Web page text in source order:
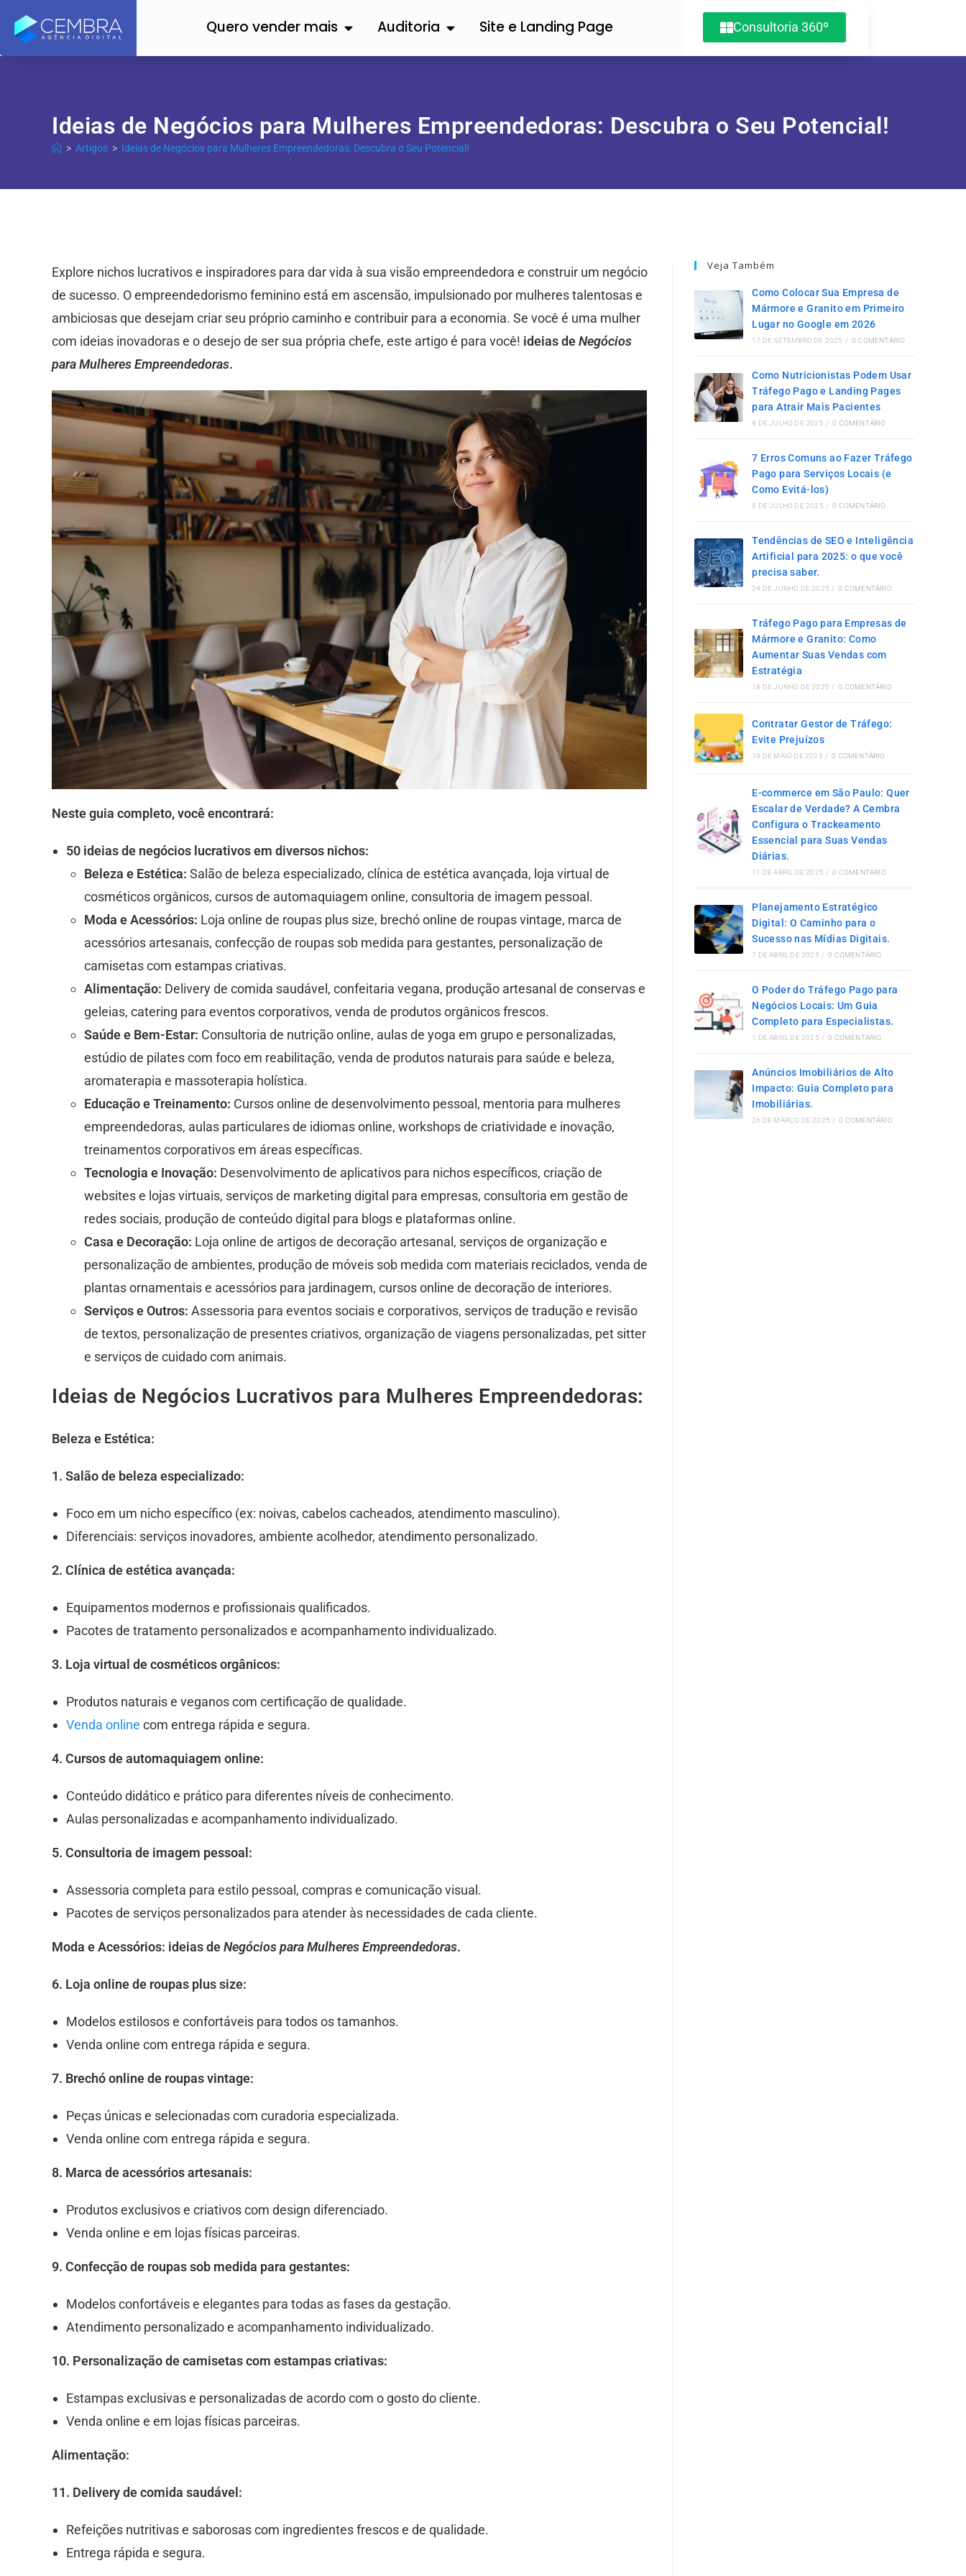
Quero vender mais Auditoria Site e Landing Page Consultoria 360º
Ideias de Negócios para Mulheres Empreendedoras: Descubra o Seu Potencial!
> Artigos > Ideias de Negócios para Mulheres Empreendedoras: Descubra o Seu Potencial!
Explore nichos lucrativos e inspiradores para dar vida à sua visão empreendedora e construir um negócio
de sucesso. O empreendedorismo feminino está em ascensão, impulsionado por mulheres talentosas e
ambiciosas que desejam criar seu próprio caminho e contribuir para a economia. Se você é uma mulher
com ideias inovadoras e o desejo de ser sua própria chefe, este artigo é para você! ideias deNegócios
para Mulheres Empreendedoras.
Neste guia completo, você encontrará:
50 ideias de negócios lucrativos em diversos nichos:
Beleza e Estética: Salão de beleza especializado, clínica de estética avançada, loja virtual de
cosméticos orgânicos, cursos de automaquiagem online, consultoria de imagem pessoal.
Moda e Acessórios: Loja online de roupas plus size, brechó online de roupas vintage, marca de
acessórios artesanais, confecção de roupas sob medida para gestantes, personalização de
camisetas com estampas criativas.
Alimentação: Delivery de comida saudável, confeitaria vegana, produção artesanal de conservas e
geleias, catering para eventos corporativos, venda de produtos orgânicos frescos.
Saúde e Bem-Estar: Consultoria de nutrição online, aulas de yoga em grupo e personalizadas,
estúdio de pilates com foco em reabilitação, venda de produtos naturais para saúde e beleza,
aromaterapia e massoterapia holística.
Educação e Treinamento: Cursos online de desenvolvimento pessoal, mentoria para mulheres
empreendedoras, aulas particulares de idiomas online, workshops de criatividade e inovação,
treinamentos corporativos em áreas específicas.
Tecnologia e Inovação: Desenvolvimento de aplicativos para nichos específicos, criação de
websites e lojas virtuais, serviços de marketing digital para empresas, consultoria em gestão de
redes sociais, produção de conteúdo digital para blogs e plataformas online.
Casa e Decoração: Loja online de artigos de decoração artesanal, serviços de organização e
personalização de ambientes, produção de móveis sob medida com materiais reciclados, venda de
plantas ornamentais e acessórios para jardinagem, cursos online de decoração de interiores.
Serviços e Outros: Assessoria para eventos sociais e corporativos, serviços de tradução e revisão
de textos, personalização de presentes criativos, organização de viagens personalizadas, pet sitter
e serviços de cuidado com animais.
Ideias de Negócios Lucrativos para Mulheres Empreendedoras:
Beleza e Estética:
1. Salão de beleza especializado:
Foco em um nicho específico (ex: noivas, cabelos cacheados, atendimento masculino).
Diferenciais: serviços inovadores, ambiente acolhedor, atendimento personalizado.
2. Clínica de estética avançada:
Equipamentos modernos e profissionais qualificados.
Pacotes de tratamento personalizados e acompanhamento individualizado.
3. Loja virtual de cosméticos orgânicos:
Produtos naturais e veganos com certificação de qualidade.
Venda online com entrega rápida e segura.
4. Cursos de automaquiagem online:
Conteúdo didático e prático para diferentes níveis de conhecimento.
Aulas personalizadas e acompanhamento individualizado.
5. Consultoria de imagem pessoal:
Assessoria completa para estilo pessoal, compras e comunicação visual.
Pacotes de serviços personalizados para atender às necessidades de cada cliente.
Moda e Acessórios: ideias deNegócios para Mulheres Empreendedoras.
6. Loja online de roupas plus size:
Modelos estilosos e confortáveis para todos os tamanhos.
Venda online com entrega rápida e segura.
7. Brechó online de roupas vintage:
Peças únicas e selecionadas com curadoria especializada.
Venda online com entrega rápida e segura.
8. Marca de acessórios artesanais:
Produtos exclusivos e criativos com design diferenciado.
Venda online e em lojas físicas parceiras.
9. Confecção de roupas sob medida para gestantes:
Modelos confortáveis e elegantes para todas as fases da gestação.
Atendimento personalizado e acompanhamento individualizado.
10. Personalização de camisetas com estampas criativas:
Estampas exclusivas e personalizadas de acordo com o gosto do cliente.
Venda online e em lojas físicas parceiras.
Alimentação:
11. Delivery de comida saudável:
Refeições nutritivas e saborosas com ingredientes frescos e de qualidade.
Entrega rápida e segura.
Veja Também
Como Colocar Sua Empresa de
Mármore e Granito em Primeiro
Lugar no Google em 2026
17 DE SETEMBRO DE 2025 / 0 COMENTÁRIO
Como Nutricionistas Podem Usar
Tráfego Pago e Landing Pages
para Atrair Mais Pacientes
8 DE JULHO DE 2025 / 0 COMENTÁRIO
7 Erros Comuns ao Fazer Tráfego
Pago para Serviços Locais (e
Como Evitá-los)
8 DE JULHO DE 2025 / 0 COMENTÁRIO
Tendências de SEO e Inteligência
Artificial para 2025: o que você
precisa saber.
24 DE JUNHO DE 2025 / 0 COMENTÁRIO
Tráfego Pago para Empresas de
Mármore e Granito: Como
Aumentar Suas Vendas com
Estratégia
18 DE JUNHO DE 2025 / 0 COMENTÁRIO
Contratar Gestor de Tráfego:
Evite Prejuízos
19 DE MAIO DE 2025 / 0 COMENTÁRIO
E-commerce em São Paulo: Quer
Escalar de Verdade? A Cembra
Configura o Trackeamento
Essencial para Suas Vendas
Diárias.
11 DE ABRIL DE 2025 / 0 COMENTÁRIO
Planejamento Estratégico
Digital: O Caminho para o
Sucesso nas Mídias Digitais.
7 DE ABRIL DE 2025 / 0 COMENTÁRIO
O Poder do Tráfego Pago para
Negócios Locais: Um Guia
Completo para Especialistas.
1 DE ABRIL DE 2025 / 0 COMENTÁRIO
Anúncios Imobiliários de Alto
Impacto: Guia Completo para
Imobiliárias.
26 DE MARÇO DE 2025 / 0 COMENTÁRIO